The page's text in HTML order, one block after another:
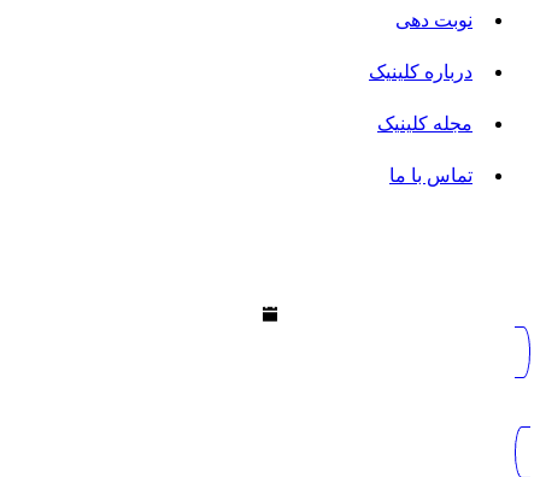
نوبت دهی
درباره کلینیک
مجله کلینیک
تماس با ما